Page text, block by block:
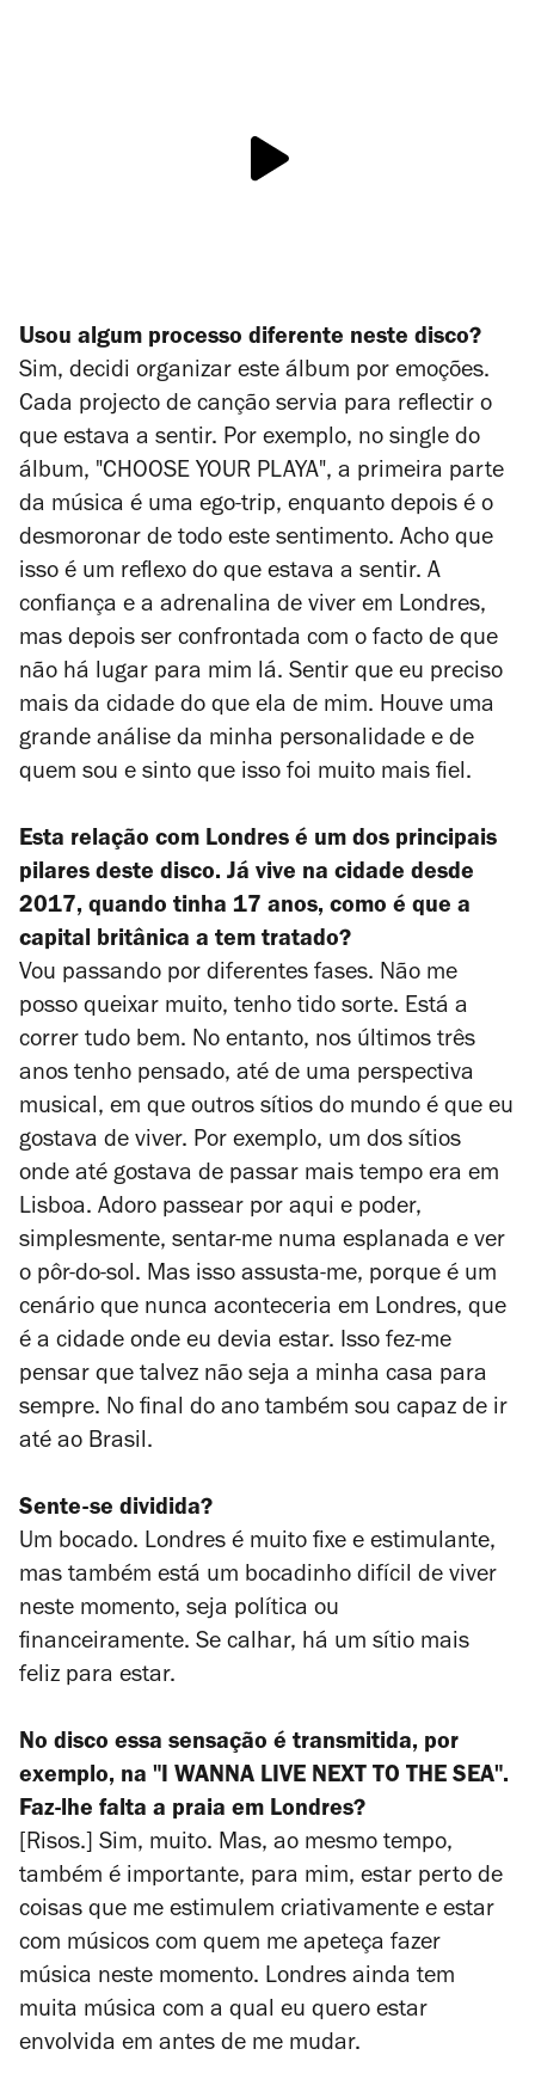
Usou algum processo diferente neste disco?
Sim, decidi organizar este álbum por emoções.
Cada projecto de canção servia para reflectir o
que estava a sentir. Por exemplo, no single do
álbum, "CHOOSE YOUR PLAYA", a primeira parte
da música é uma ego-trip, enquanto depois é o
desmoronar de todo este sentimento. Acho que
isso é um reflexo do que estava a sentir. A
confiança e a adrenalina de viver em Londres,
mas depois ser confrontada com o facto de que
não há lugar para mim lá. Sentir que eu preciso
mais da cidade do que ela de mim. Houve uma
grande análise da minha personalidade e de
quem sou e sinto que isso foi muito mais fiel.
Esta relação com Londres é um dos principais
pilares deste disco. Já vive na cidade desde
2017, quando tinha 17 anos, como é que a
capital britânica a tem tratado?
Vou passando por diferentes fases. Não me
posso queixar muito, tenho tido sorte. Está a
correr tudo bem. No entanto, nos últimos três
anos tenho pensado, até de uma perspectiva
musical, em que outros sítios do mundo é que eu
gostava de viver. Por exemplo, um dos sítios
onde até gostava de passar mais tempo era em
Lisboa. Adoro passear por aqui e poder,
simplesmente, sentar-me numa esplanada e ver
o pôr-do-sol. Mas isso assusta-me, porque é um
cenário que nunca aconteceria em Londres, que
é a cidade onde eu devia estar. Isso fez-me
pensar que talvez não seja a minha casa para
sempre. No final do ano também sou capaz de ir
até ao Brasil.
Sente-se dividida?
Um bocado. Londres é muito fixe e estimulante,
mas também está um bocadinho difícil de viver
neste momento, seja política ou
financeiramente. Se calhar, há um sítio mais
feliz para estar.
No disco essa sensação é transmitida, por
exemplo, na "I WANNA LIVE NEXT TO THE SEA".
Faz-lhe falta a praia em Londres?
[Risos.] Sim, muito. Mas, ao mesmo tempo,
também é importante, para mim, estar perto de
coisas que me estimulem criativamente e estar
com músicos com quem me apeteça fazer
música neste momento. Londres ainda tem
muita música com a qual eu quero estar
envolvida em antes de me mudar.